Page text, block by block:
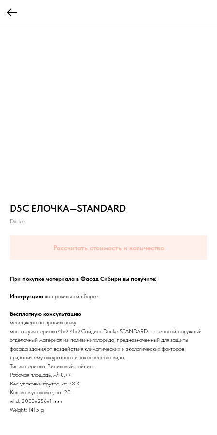
D5C ЕЛОЧКА—STANDARD
Dӧcke
Рассчитать стоимость и количество
При покупке материала в Фасад Сибири вы получите:
Инструкцию по правильной сборке
Бесплатную консультацию
менеджера по правильному
монтажу материала<br><br>Cайдинг Döcke STANDARD – стеновой наружный
отделочный материал из поливинилхлорида, предназначенный для защиты
фасада здания от воздействия климатических и экологических факторов,
придания ему аккуратного и законченного вида.
Тип материала: Виниловый сайдинг
Рабочая площадь, м²: 0,77
Вес упаковки брутто, кг: 28.3
Кол-во в упаковке, шт: 20
whd: 3000x256x1 mm
Weight: 1415 g